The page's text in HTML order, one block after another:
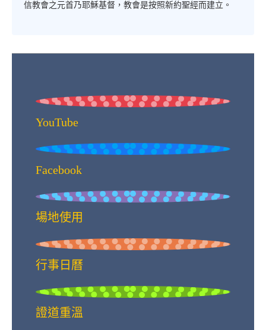
信教會之元首乃耶穌基督，教會是按照新約聖經而建立。
YouTube
Facebook
場地使用
行事日曆
證道重溫